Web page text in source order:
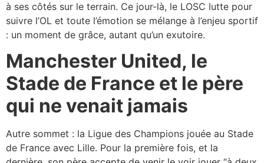
à ses côtés sur le terrain. Ce jour-là, le LOSC lutte pour
suivre l’OL et toute l’émotion se mélange à l’enjeu sportif
: un moment de grâce, autant qu’un exutoire.​
Manchester United, le
Stade de France et le père
qui ne venait jamais
Autre sommet : la Ligue des Champions jouée au Stade
de France avec Lille. Pour la première fois, et la